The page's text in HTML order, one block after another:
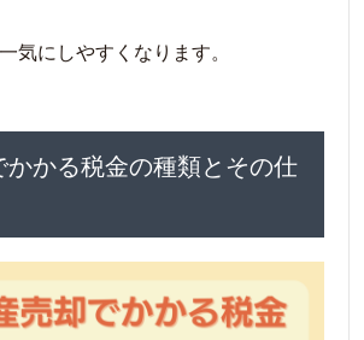
気にしやすくなります。
かる税金の種類とその仕